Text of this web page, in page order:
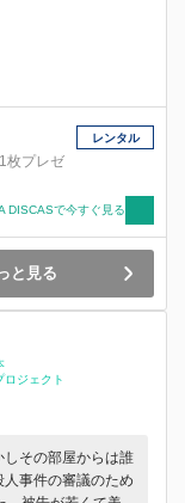
枚プレゼ
レンタル
DISCASで今すぐ見る
と見る
ロジェクト
その部屋からは誰
事件の審議のため